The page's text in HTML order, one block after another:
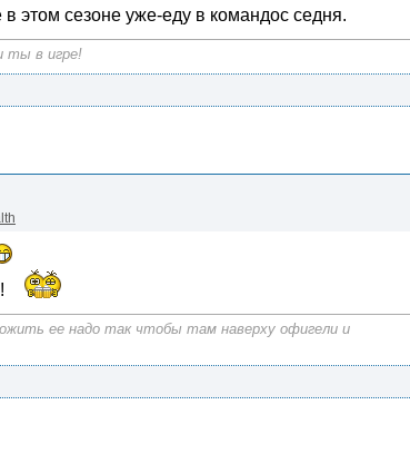
этом сезоне уже-еду в командос седня.
ты в игре!
ее надо так чтобы там наверху офигели и